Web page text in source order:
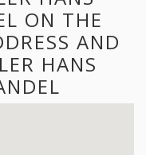
ON THE
AND
HANS